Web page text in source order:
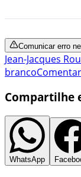
Comunicar erro
Jean-Jacques
branco
Compartilhe
WhatsApp